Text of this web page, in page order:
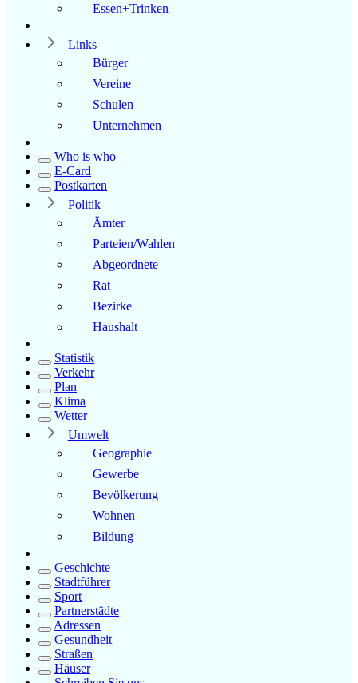
Essen+Trinken
Links
Bürger
Vereine
Schulen
Unternehmen
Who is who
E-Card
Postkarten
Politik
Ämter
Parteien/Wahlen
Abgeordnete
Rat
Bezirke
Haushalt
Statistik
Verkehr
Plan
Klima
Wetter
Umwelt
Geographie
Gewerbe
Bevölkerung
Wohnen
Bildung
Geschichte
Stadtführer
Sport
Partnerstädte
Adressen
Gesundheit
Straßen
Häuser